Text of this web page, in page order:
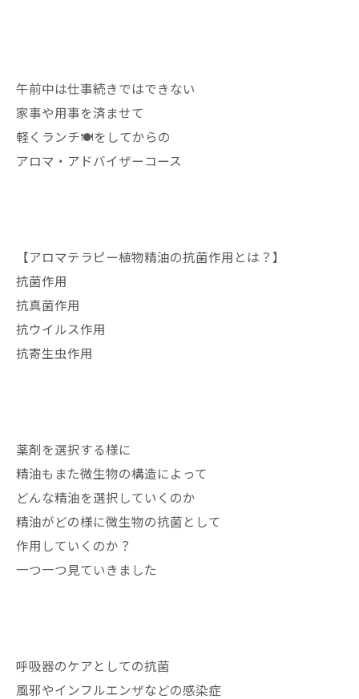
午前中は仕事続きではできない
家事や用事を済ませて
軽くランチ🍽️をしてからの
アロマ・アドバイザーコース
【アロマテラピー植物精油の抗菌作用とは？】
抗菌作用
抗真菌作用
抗ウイルス作用
抗寄生虫作用
薬剤を選択する様に
精油もまた微生物の構造によって
どんな精油を選択していくのか
精油がどの様に微生物の抗菌として
作用していくのか？
一つ一つ見ていきました
呼吸器のケアとしての抗菌
風邪やインフルエンザなどの感染症